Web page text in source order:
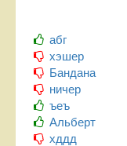
абг
хэшер
Бандана
ничер
ъеъ
Альберт
хддд